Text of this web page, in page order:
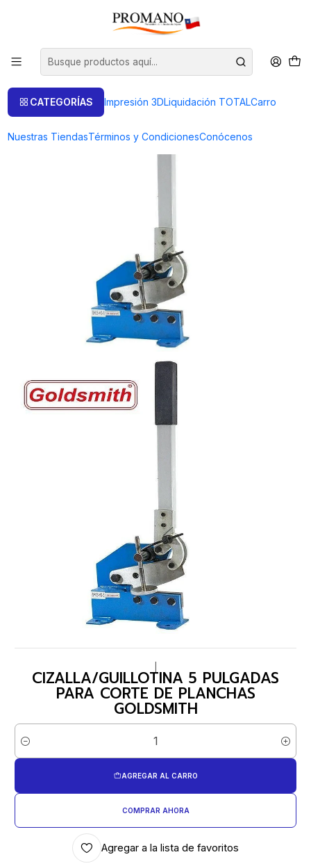
CATEGORÍAS Impresión 3DLiquidación TOTALCarro
Nuestras TiendasTérminos y CondicionesConócenos
Perforación Corte
CIZALLA/GUILLOTINA 5 PULGADAS PARA CORTE DE PLANCHAS
GOLDSMITH
CIZALLA/GUILLOTINA 5 PULGADAS
PARA CORTE DE PLANCHAS
GOLDSMITH
Cantidad
AGREGAR AL CARRO
COMPRAR AHORA
Agregar a la lista de favoritos